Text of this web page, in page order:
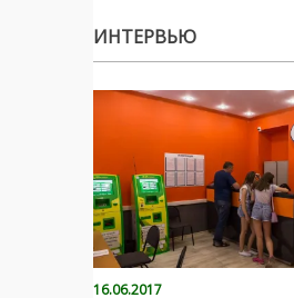
ИНТЕРВЬЮ
16.06.2017